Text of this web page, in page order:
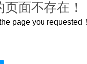
看又能装
面不存在！
page you requested！